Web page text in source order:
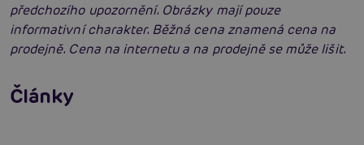
předchozího upozornění. Obrázky mají pouze
informativní charakter. Běžná cena znamená cena na
prodejně. Cena na internetu a na prodejně se může lišit.
Články
Erotická inteligence: Příručka Sexiomů
Číst více
Swingers party poprvé: Erotický ráj plný
extáze? Průvodce, který ti otevře dveře!